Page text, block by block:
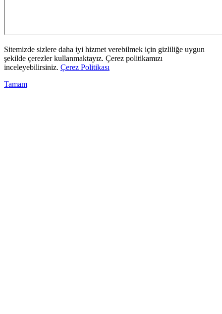
Sitemizde sizlere daha iyi hizmet verebilmek için gizliliğe uygun
şekilde çerezler kullanmaktayız. Çerez politikamızı
inceleyebilirsiniz. Çerez Politikası
Tamam